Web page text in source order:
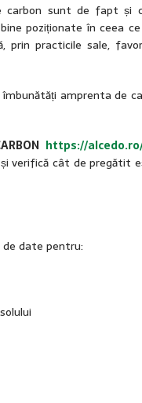
carbon sunt de fapt și
poziționate în ceea
prin practicile sale,
amprenta de
https://
verifică cât de pregătit
de date pentru: